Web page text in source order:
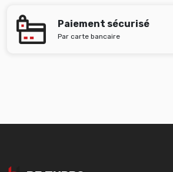
Paiement sécurisé
Par carte bancaire